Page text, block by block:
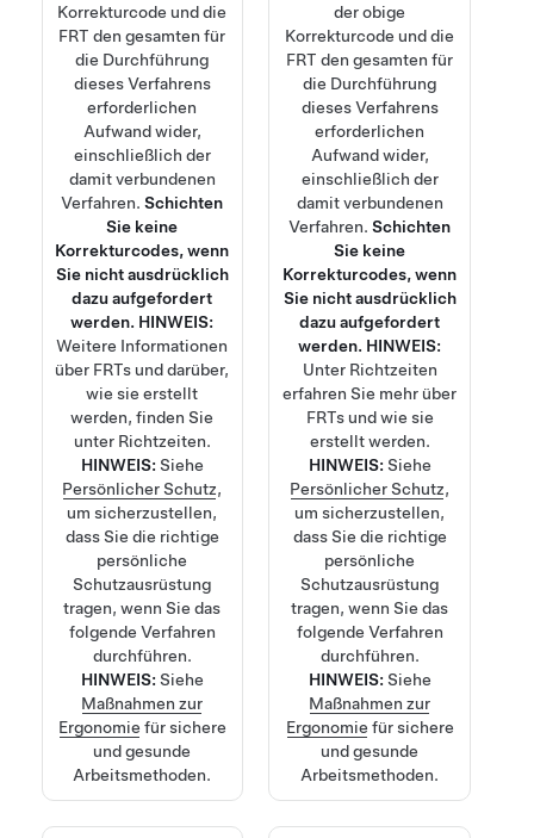
Korrekturcode und die
FRT den gesamten für
die Durchführung
dieses Verfahrens
erforderlichen
Aufwand wider,
einschließlich der
damit verbundenen
Verfahren.Schichten
Sie keine
Korrekturcodes, wenn
Sie nicht ausdrücklich
dazu aufgefordert
werden. HINWEIS:
Weitere Informationen
über FRTs und darüber,
wie sie erstellt
werden, finden Sie
unter Richtzeiten.
HINWEIS: Siehe
Persönlicher Schutz,
um sicherzustellen,
dass Sie die richtige
persönliche
Schutzausrüstung
tragen, wenn Sie das
folgende Verfahren
durchführen.
HINWEIS: Siehe
Maßnahmen zur
Ergonomie für sichere
und gesunde
Arbeitsmethoden.
der obige
Korrekturcode und die
FRT den gesamten für
die Durchführung
dieses Verfahrens
erforderlichen
Aufwand wider,
einschließlich der
damit verbundenen
Verfahren.Schichten
Sie keine
Korrekturcodes, wenn
Sie nicht ausdrücklich
dazu aufgefordert
werden. HINWEIS:
Unter Richtzeiten
erfahren Sie mehr über
FRTs und wie sie
erstellt werden.
HINWEIS: Siehe
Persönlicher Schutz,
um sicherzustellen,
dass Sie die richtige
persönliche
Schutzausrüstung
tragen, wenn Sie das
folgende Verfahren
durchführen.
HINWEIS: Siehe
Maßnahmen zur
Ergonomie für sichere
und gesunde
Arbeitsmethoden.